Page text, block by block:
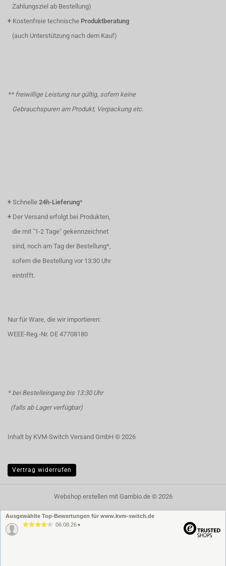
Zahlungsziel ab Bestellung)
+ Kostenfreie technische Produktberatung
(auch Unterstützung nach dem Kauf)
** freiwillige Leistung nur gültig, sofern keine
Gebrauchspuren am Produkt, Verpackung etc.
+ Schnelle 24h-Lieferung*
+ Der Versand erfolgt bei Produkten,
die mit "1-2 Tage" gekennzeichnet
sind, noch am Tag der Bestellung*,
sofern die Bestellung vor 13:30 Uhr
eintrifft.
Nur für Ware, die wir importieren:
WEEE-Reg.-Nr. DE 47708180
* bei Bestelleingang bis 13:30 Uhr
(falls ab Lager verfügbar)
Inhalt by KVM-Switch Versand GmbH © 2026
Vertrag widerrufen
Webshop erstellenmit Gambio.de © 2026
Ausgewählte Top-Bewertungen für www.kvm-switch.de
06.08.26 ▼